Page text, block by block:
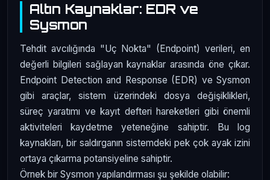
Altın Kaynaklar: EDR ve
Sysmon
Tehdit avcılığında "Uç Nokta" (Endpoint) verileri, en
değerli bilgileri sağlayan kaynaklar arasında öne çıkar.
Endpoint Detection and Response (EDR) ve Sysmon
gibi araçlar, sistem üzerindeki dosya değişiklikleri,
süreç yaratımı ve kayıt defteri hareketleri gibi önemli
aktiviteleri kaydetme yeteneğine sahiptir. Bu log
kaynakları, bir saldırganın sistemdeki pek çok ayak izini
ortaya çıkarma potansiyeline sahiptir.
Örnek bir Sysmon yapılandırması şu şekilde olabilir: